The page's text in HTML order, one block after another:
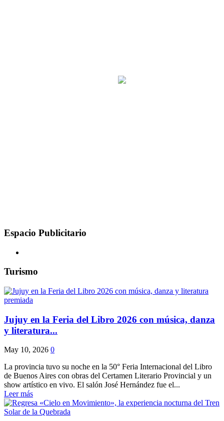
Espacio Publicitario
Turismo
Jujuy en la Feria del Libro 2026 con música, danza
y literatura...
May 10, 2026 0
La provincia tuvo su noche en la 50° Feria Internacional del Libro
de Buenos Aires con obras del Certamen Literario Provincial y un
show artístico en vivo. El salón José Hernández fue el...
Leer más